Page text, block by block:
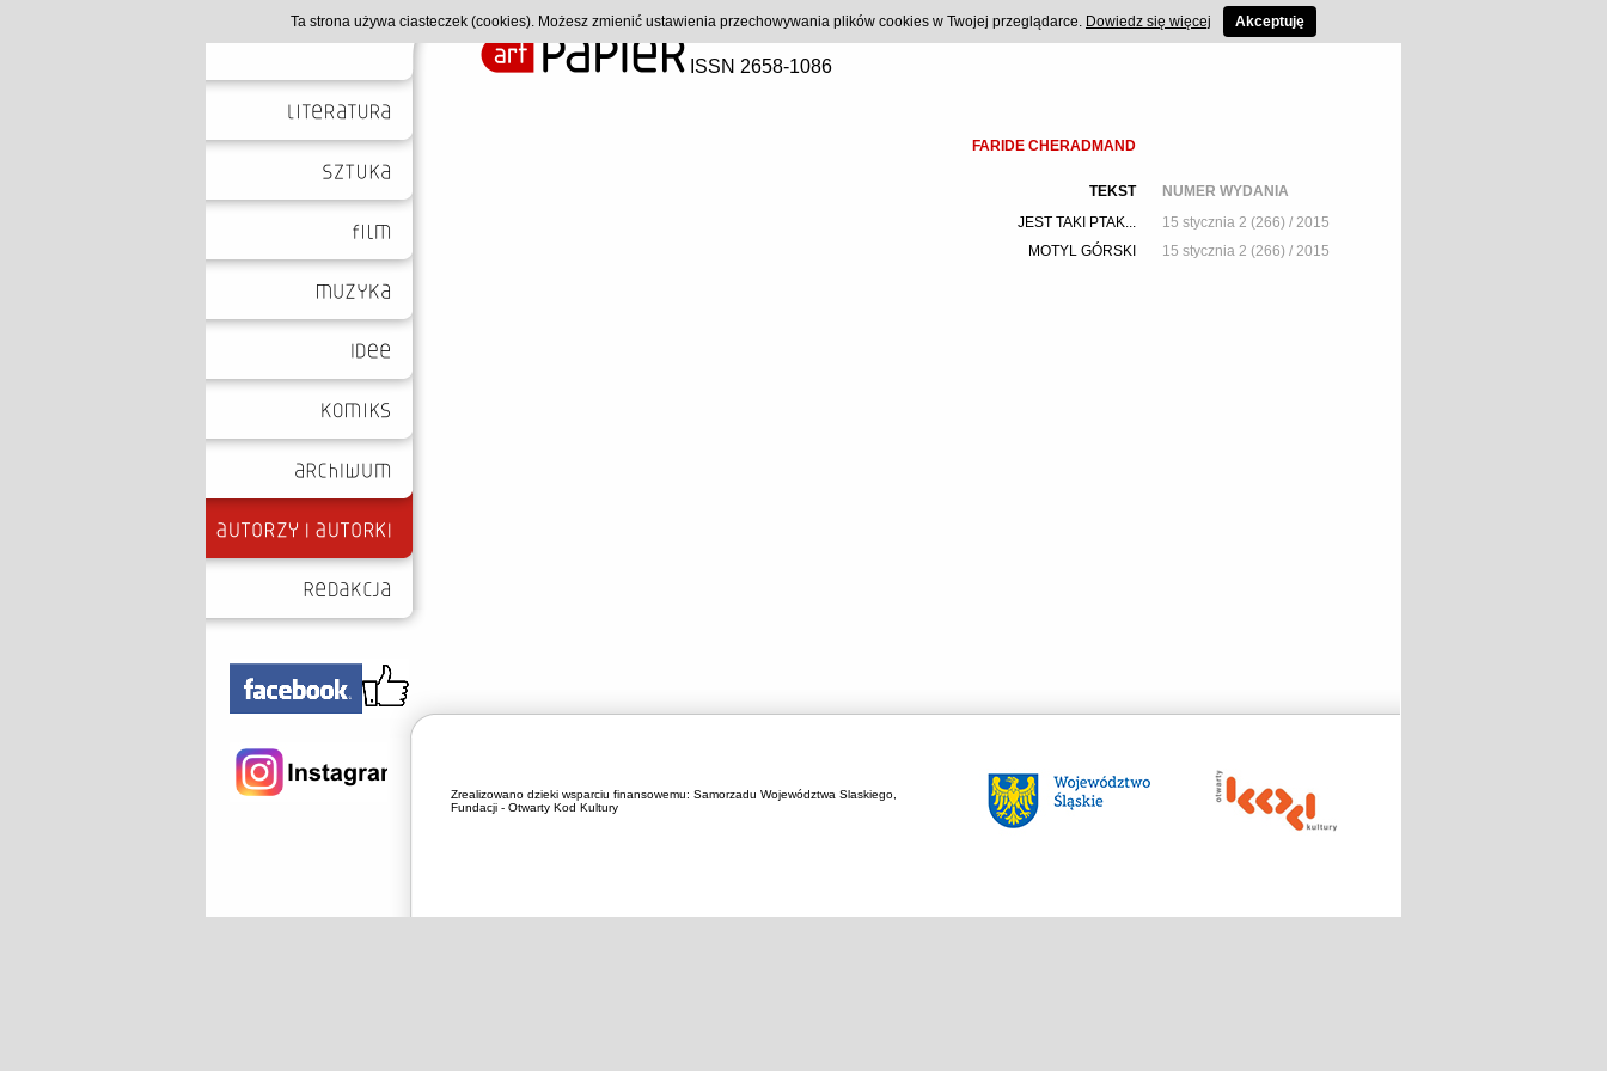
ISSN 2658-1086
FARIDE CHERADMAND
TEKST
NUMER WYDANIA
JEST TAKI PTAK...
15 stycznia 2 (266) / 2015
MOTYL GÓRSKI
15 stycznia 2 (266) / 2015
Zrealizowano dzieki wsparciu finansowemu: Samorzadu Województwa Slaskiego,
Fundacji - Otwarty Kod Kultury
Ta strona używa ciasteczek (cookies). Możesz zmienić ustawienia przechowywania plików cookies w Twojej przeglądarce. Dowiedz się więcej Akceptuję